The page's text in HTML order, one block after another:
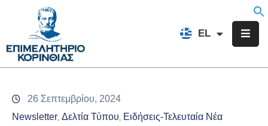
EL
FR
Επιμελητήριο
Υπηρεσίες
26 Σεπτεμβρίου, 2024
Newsletter Δελτία Τύπου Ειδήσεις-Τελευταία Νέα